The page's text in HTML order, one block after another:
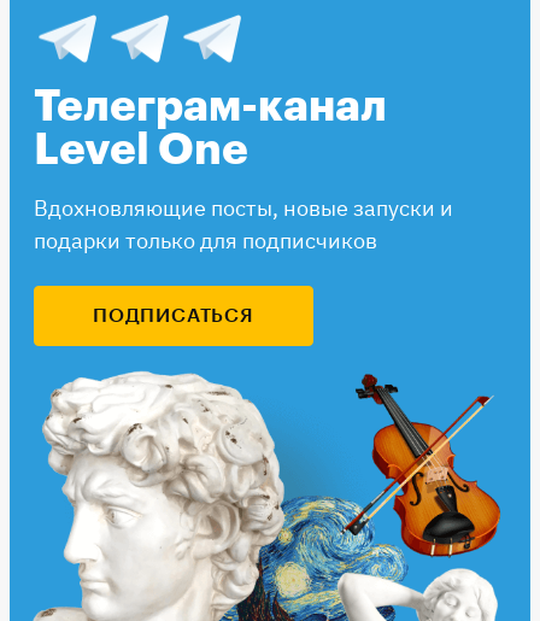
Телеграм-канал
Level One
Вдохновляющие посты, новые запуски и
подарки только для подписчиков
ПОДПИСАТЬСЯ